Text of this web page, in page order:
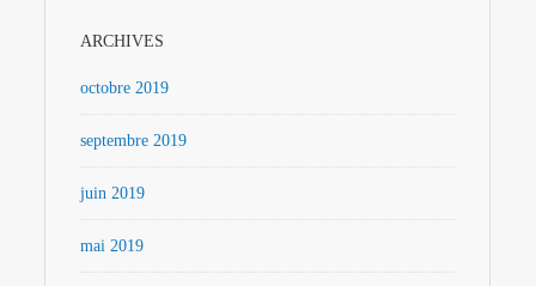
ARCHIVES
octobre 2019
septembre 2019
juin 2019
mai 2019